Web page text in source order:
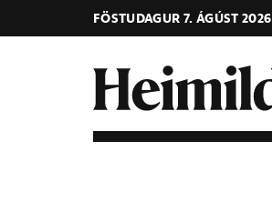
FÖSTUDAGUR 7. ÁGÚST 2026